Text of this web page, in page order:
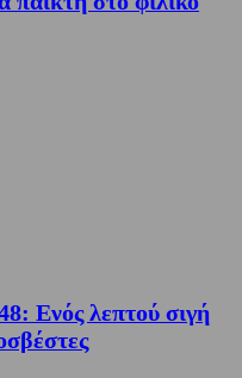
Ενός λεπτού σιγή